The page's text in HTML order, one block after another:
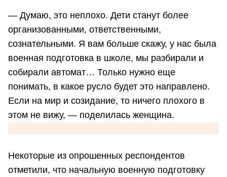
— Думаю, это неплохо. Дети станут более
организованными, ответственными,
сознательными. Я вам больше скажу, у нас была
военная подготовка в школе, мы разбирали и
собирали автомат… Только нужно еще
понимать, в какое русло будет это направлено.
Если на мир и созидание, то ничего плохого в
этом не вижу, — поделилась женщина.
Некоторые из опрошенных респондентов
отметили, что начальную военную подготовку